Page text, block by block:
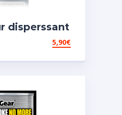
disperssant
carburant
5,90€